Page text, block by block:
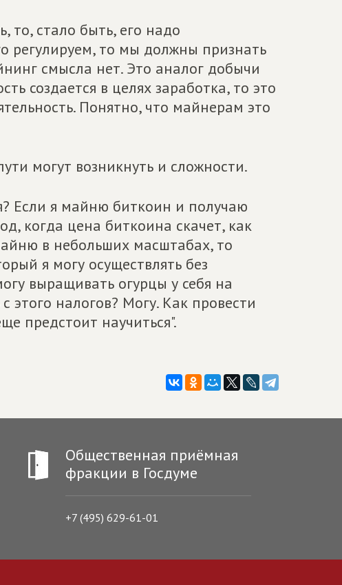
то, стало быть, его надо
регулируем, то мы должны признать
смысла нет. Это аналог добычи
создается в целях заработка, то это
Понятно, что майнерам это
могут возникнуть и сложности.
Если я майню биткоин и получаю
когда цена биткоина скачет, как
в небольших масштабах, то
я могу осуществлять без
выращивать огурцы у себя на
этого налогов? Могу. Как провести
предстоит научиться".
Общественная приёмная
фракции в Госдуме
+7 (495) 629-61-01